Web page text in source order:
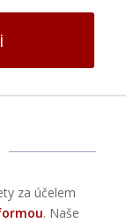
za účelem
. Naše